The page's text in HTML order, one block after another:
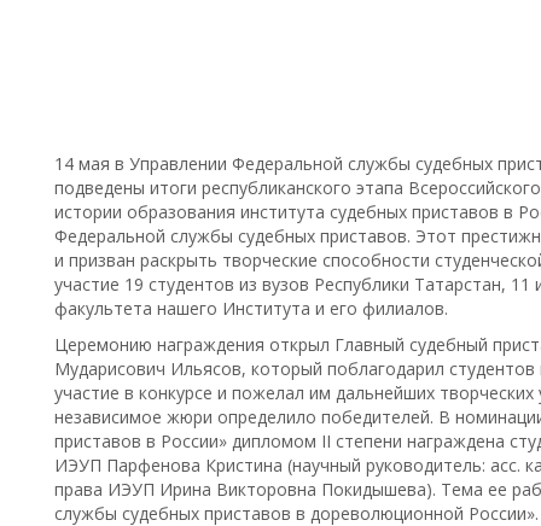
14 мая в Управлении Федеральной службы судебных
подведены итоги республиканского этапа
истории образования института судебных приставов в
Федеральной службы судебных приставов. Этот
и призван раскрыть творческие способности
участие 19 студентов из вузов Республики Татарстан,
факультета нашего Института и его филиалов.
Церемонию награждения открыл Главный судебный
Мударисович Ильясов, который поблагодарил
участие в конкурсе и пожелал им дальнейших
независимое жюри определило победителей. В
приставов в России» дипломом II степени награждена
ИЭУП Парфенова Кристина (научный руководитель: асс.
права ИЭУП Ирина Викторовна Покидышева). Тема ее
службы судебных приставов в дореволюционной России».